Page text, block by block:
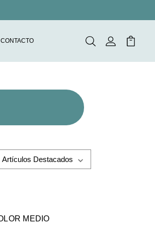
CONTACTO BuscarMi Cuenta
Mi
MEDIO